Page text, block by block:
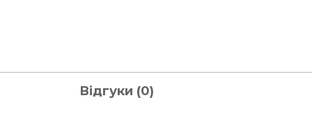
Відгуки (0)